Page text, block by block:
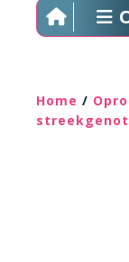
Home /